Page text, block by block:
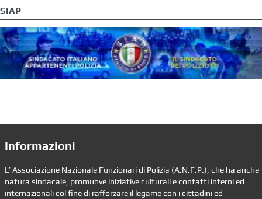
SIAP
Informazioni
L’ Associazione Nazionale Funzionari di Polizia (A.N.F.P.), che ha anche
natura sindacale, promuove iniziative culturali e contatti interni ed
internazionali col fine di rafforzare il legame con i cittadini ed